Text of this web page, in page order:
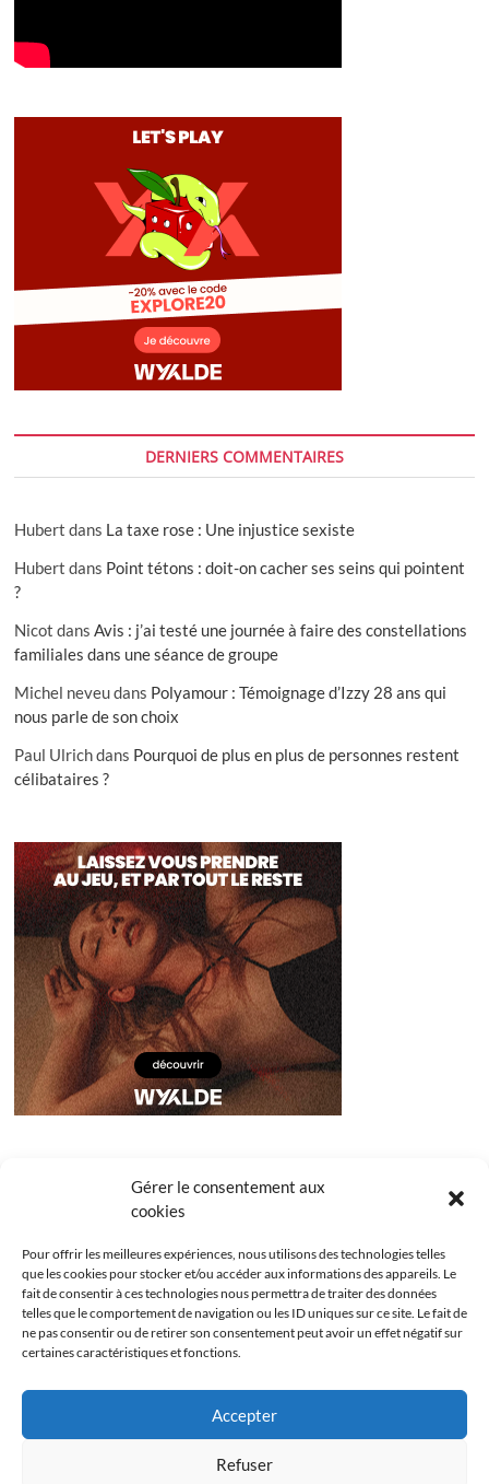
Gérer le consentement aux
cookies
Pour offrir les meilleures expériences, nous utilisons des technologies telles
que les cookies pour stocker et/ou accéder aux informations des appareils. Le
fait de consentir à ces technologies nous permettra de traiter des données
telles que le comportement de navigation ou les ID uniques sur ce site. Le fait de
ne pas consentir ou de retirer son consentement peut avoir un effet négatif sur
certaines caractéristiques et fonctions.
Accepter
Refuser
DERNIERS COMMENTAIRES
Hubert dans La taxe rose : Une injustice sexiste
Hubert dans Point tétons : doit-on cacher ses seins qui pointent
?
Nicot dansAvis : j’ai testé une journée à faire des constellations
familiales dans une séance de groupe
Michel neveudans Polyamour : Témoignage d’Izzy 28 ans qui
nous parle de son choix
Paul Ulrichdans Pourquoi de plus en plus de personnes restent
célibataires ?
Politique de cookies (UE)